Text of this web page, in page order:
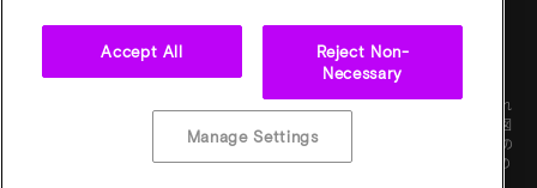
マイクロンのプライバシー通知 販売条件
Micron Technology, Inc. All rights reserved. 情報、製品、仕様は予告なく変更され
ることがあります。すべての情報は何らの保証なく「現状有姿」の状態で提供されます。図
画の縮尺は正確ではありません。マイクロン、マイクロンのロゴ、およびその他のすべての
マイクロンの商標はMicron Technology, Inc.に帰属します。他のすべての商標はそれぞれの
Accept All
Reject Non-
Necessary
Manage Settings